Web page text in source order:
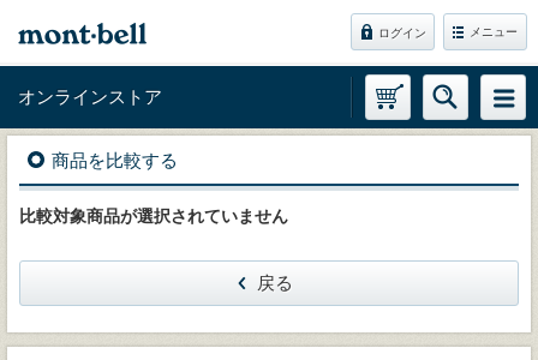
ログイン メニュー
オンラインストア
商品を比較する
比較対象商品が選択されていません
戻る